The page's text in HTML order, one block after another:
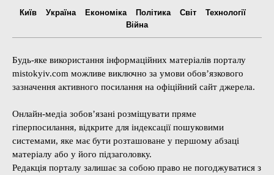
Київ Україна Економіка Політика Світ
Технології
Війна
Будь-яке використання інформаційних матеріалів порталу
mistokyiv.com можливе виключно за умови обов’язкового
зазначення активного посилання на офіційний сайт джерела.
Онлайн-медіа зобов’язані розміщувати пряме
гіперпосилання, відкрите для індексації пошуковими
системами, яке має бути розташоване у першому абзаці
матеріалу або у його підзаголовку.
Редакція порталу залишає за собою право не погоджуватися з